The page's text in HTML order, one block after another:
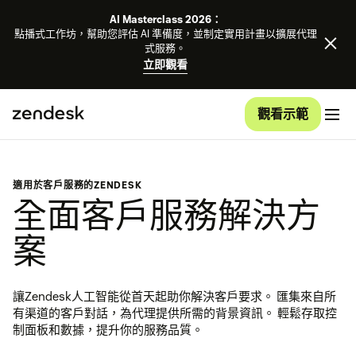
AI Masterclass 2026：
點播式工作坊，幫助您評估 AI 準備度，並制定實用計畫以擴展代理
式服務。
立即觀看
觀看示範
適用於客戶服務的ZENDESK
全面客戶服務解決方
案
讓Zendesk人工智能從首天起助你解決客戶要求。 匯集來自所
有渠道的客戶對話，為代理提供所需的背景資訊。 輕鬆存取控
制面板和數據，提升你的服務品質。